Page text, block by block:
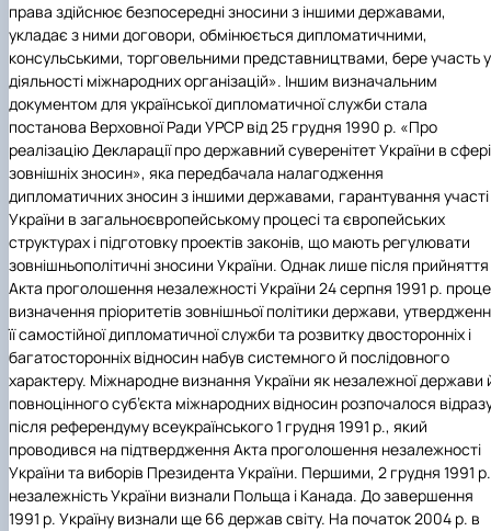
права здійснює безпосередні зносини з іншими державами,
укладає з ними договори, обмінюється дипломатичними,
консульськими, торговельними представництвами, бере участь у
діяльності міжнародних організацій». Іншим визначальним
документом для української дипломатичної служби стала
постанова Верховної Ради УРСР від 25 грудня 1990 р. «Про
реалізацію Декларації про державний суверенітет України в сфері
зовнішніх зносин», яка передбачала налагодження
дипломатичних зносин з іншими державами, гарантування участі
України в загальноєвропейському процесі та європейських
структурах і підготовку проектів законів, що мають регулювати
зовнішньополітичні зносини України. Однак лише після прийняття
Акта проголошення незалежності України 24 серпня 1991 р.
визначення пріоритетів зовнішньої політики держави,
її самостійної дипломатичної служби та розвитку двосторонніх і
багатосторонніх відносин набув системного й послідовного
характеру. Міжнародне визнання України як незалежної держави
повноцінного суб’єкта міжнародних відносин розпочалося
після референдуму всеукраїнського 1 грудня 1991 р., який
проводився на підтвердження Акта проголошення незалежності
України та виборів Президента України. Першими, 2 грудня 1991
незалежність України визнали Польща і Канада. До завершення
1991 р. Україну визнали ще 66 держав світу. На початок 2004 р. в